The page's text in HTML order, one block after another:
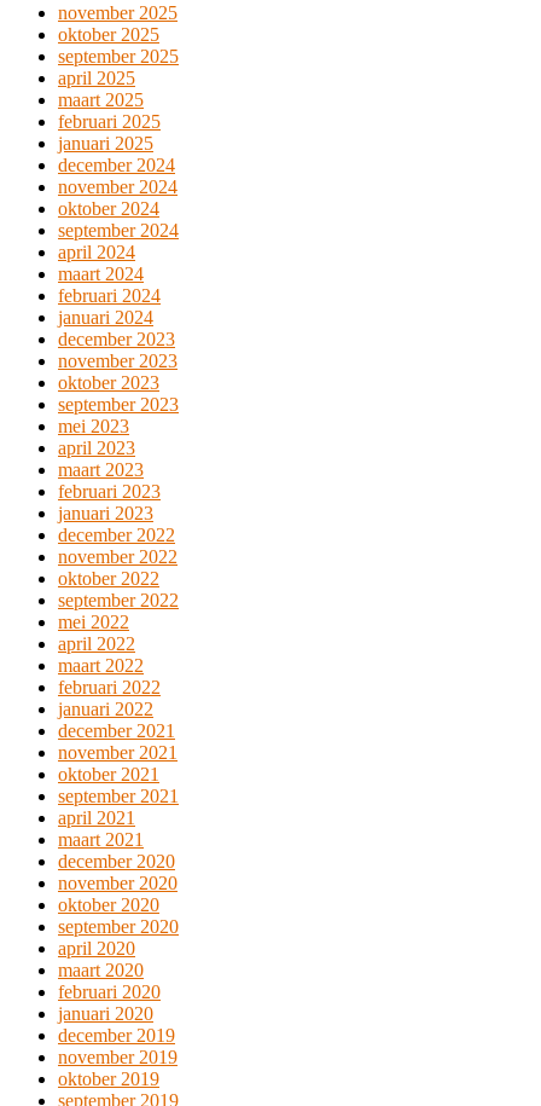
november 2025
oktober 2025
september 2025
april 2025
maart 2025
februari 2025
januari 2025
december 2024
november 2024
oktober 2024
september 2024
april 2024
maart 2024
februari 2024
januari 2024
december 2023
november 2023
oktober 2023
september 2023
mei 2023
april 2023
maart 2023
februari 2023
januari 2023
december 2022
november 2022
oktober 2022
september 2022
mei 2022
april 2022
maart 2022
februari 2022
januari 2022
december 2021
november 2021
oktober 2021
september 2021
april 2021
maart 2021
december 2020
november 2020
oktober 2020
september 2020
april 2020
maart 2020
februari 2020
januari 2020
december 2019
november 2019
oktober 2019
september 2019